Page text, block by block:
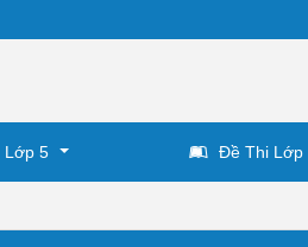
Lớp 5 Đề Thi Lớp